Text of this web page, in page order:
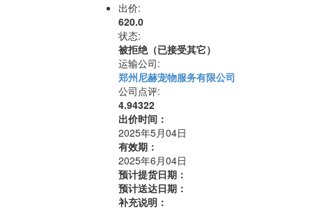
出价:
620.0
状态:
被拒绝（已接受其它）
运输公司:
郑州尼赫宠物服务有限公司
公司点评:
4.94322
出价时间：
2025年5月04日
有效期：
2025年6月04日
预计提货日期：
预计送达日期：
补充说明：